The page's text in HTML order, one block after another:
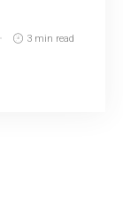
3 min read